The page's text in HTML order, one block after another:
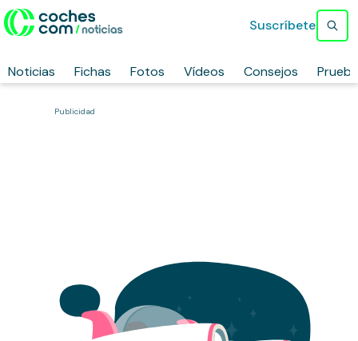
Noticias Fichas Fotos Vídeos Consejos
Suscríbete
Publicidad